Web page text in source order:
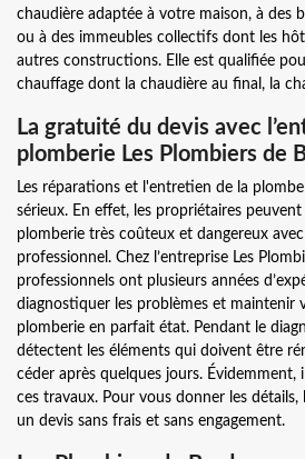
chaudière adaptée à votre maison, à des
ou à des immeubles collectifs dont les
autres constructions. Elle est qualifiée
chauffage dont la chaudière au final, la
La gratuité du devis avec
plomberie Les Plombiers de
Les réparations et l'entretien de la
sérieux. En effet, les propriétaires
plomberie très coûteux et dangereux
professionnel. Chez l’entreprise Les
professionnels ont plusieurs années
diagnostiquer les problèmes et maintenir
plomberie en parfait état. Pendant le
détectent les éléments qui doivent être
céder après quelques jours.
ces travaux. Pour vous donner les détails,
un devis sans frais et sans engagement.